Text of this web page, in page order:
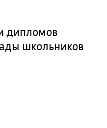
дипломов
школьников